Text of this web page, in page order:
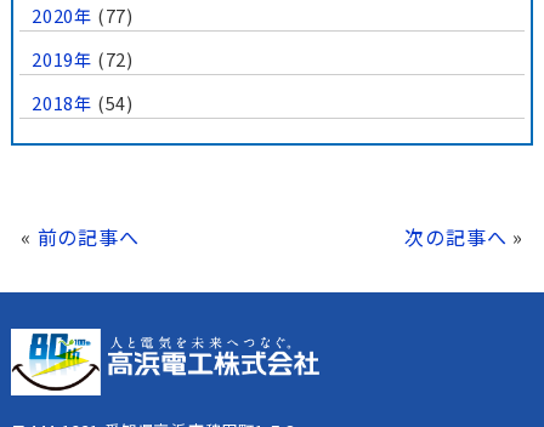
2020年 (77)
2019年 (72)
2018年 (54)
« 前の記事へ 次の記事へ »